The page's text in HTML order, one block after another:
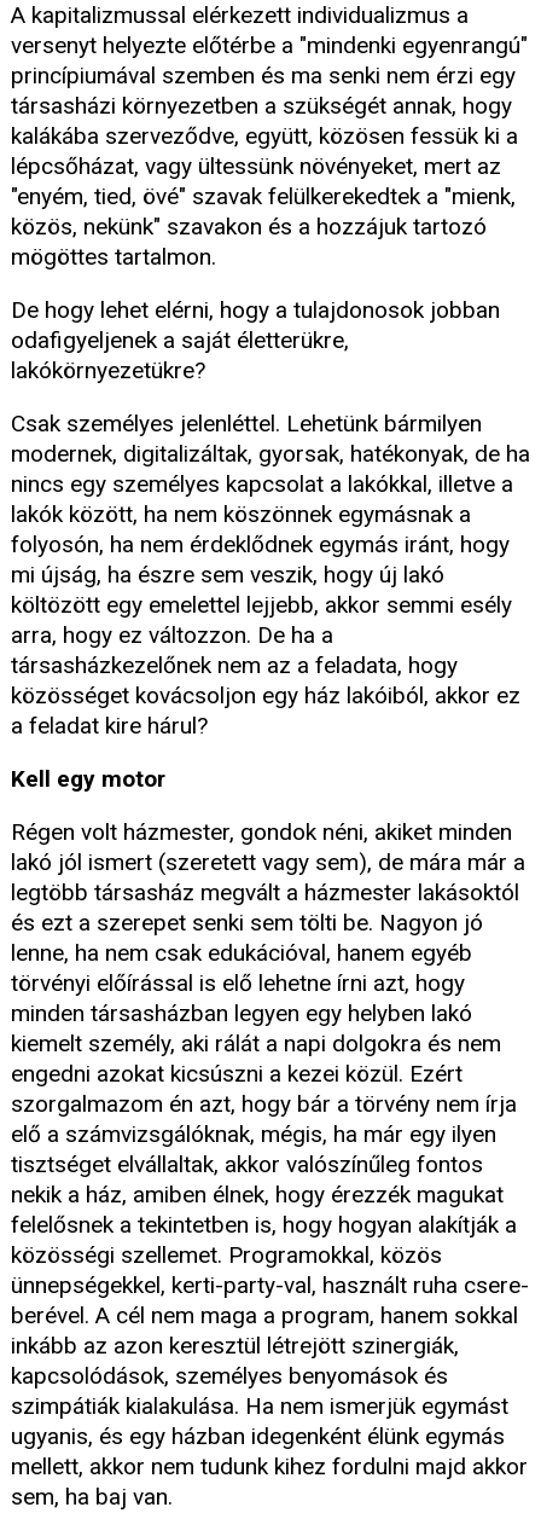
A kapitalizmussal elérkezett individualizmus a
versenyt helyezte előtérbe a "mindenki egyenrangú"
princípiumával szemben és ma senki nem érzi egy
társasházi környezetben a szükségét annak, hogy
kalákába szerveződve, együtt, közösen fessük ki a
lépcsőházat, vagy ültessünk növényeket, mert az
"enyém, tied, övé" szavak felülkerekedtek a "mienk,
közös, nekünk" szavakon és a hozzájuk tartozó
mögöttes tartalmon.
De hogy lehet elérni, hogy a tulajdonosok jobban
odafigyeljenek a saját életterükre,
lakókörnyezetükre?
Csak személyes jelenléttel. Lehetünk bármilyen
modernek, digitalizáltak, gyorsak, hatékonyak, de ha
nincs egy személyes kapcsolat a lakókkal, illetve a
lakók között, ha nem köszönnek egymásnak a
folyosón, ha nem érdeklődnek egymás iránt, hogy
mi újság, ha észre sem veszik, hogy új lakó
költözött egy emelettel lejjebb, akkor semmi esély
arra, hogy ez változzon. De ha a
társasházkezelőnek nem az a feladata, hogy
közösséget kovácsoljon egy ház lakóiból, akkor ez
a feladat kire hárul?
Kell egy motor
Régen volt házmester, gondok néni, akiket minden
lakó jól ismert (szeretett vagy sem), de mára már a
legtöbb társasház megvált a házmester lakásoktól
és ezt a szerepet senki sem tölti be. Nagyon jó
lenne, ha nem csak edukációval, hanem egyéb
törvényi előírással is elő lehetne írni azt, hogy
minden társasházban legyen egy helyben lakó
kiemelt személy, aki rálát a napi dolgokra és nem
engedni azokat kicsúszni a kezei közül. Ezért
szorgalmazom én azt, hogy bár a törvény nem írja
elő a számvizsgálóknak, mégis, ha már egy ilyen
tisztséget elvállaltak, akkor valószínűleg fontos
nekik a ház, amiben élnek, hogy érezzék magukat
felelősnek a tekintetben is, hogy hogyan alakítják a
közösségi szellemet. Programokkal, közös
ünnepségekkel, kerti-party-val, használt ruha csere-
berével. A cél nem maga a program, hanem sokkal
inkább az azon keresztül létrejött szinergiák,
kapcsolódások, személyes benyomások és
szimpátiák kialakulása. Ha nem ismerjük egymást
ugyanis, és egy házban idegenként élünk egymás
mellett, akkor nem tudunk kihez fordulni majd akkor
sem, ha baj van.